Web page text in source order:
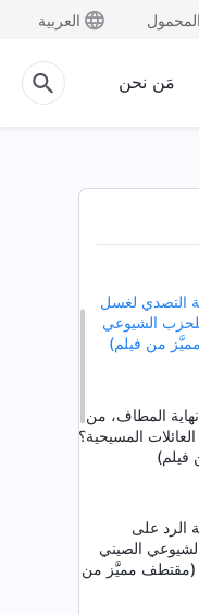
العربية
مَن نحن
يكره الحزب
الله وعمله؟
افتراء
وإدانته
من فيلم)
التصدي لغسل
للحزب الشيوعي
من فيلم)
المطاف، من
المسيحية؟
الرد على
الصيني
(مقتطف مميَّز من